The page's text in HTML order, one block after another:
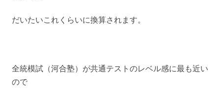
だいたいこれくらいに換算されます。
全統模試（河合塾）が共通テストのレベル感に最も近い
ので